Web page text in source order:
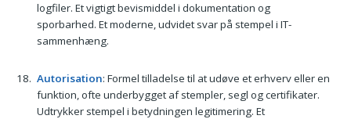
logfiler. Et vigtigt bevismiddel i dokumentation og
sporbarhed. Et moderne, udvidet svar på stempel i IT-
sammenhæng.
Autorisation: Formel tilladelse til at udøve et erhverv eller en
funktion, ofte underbygget af stempler, segl og certifikater.
Udtrykker stempel i betydningen legitimering. Et